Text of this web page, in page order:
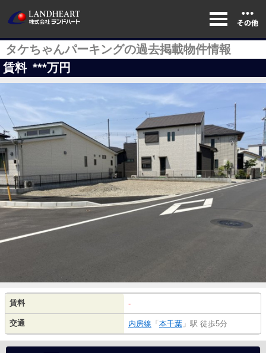
タケちゃんパーキングの過去掲載物件情報
賃料 ***万円
賃料 -
交通 内房線 「 本千葉 」駅 徒歩5分